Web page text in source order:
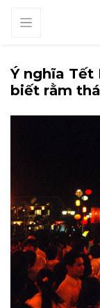
Ý nghĩa Tết
biết rằm